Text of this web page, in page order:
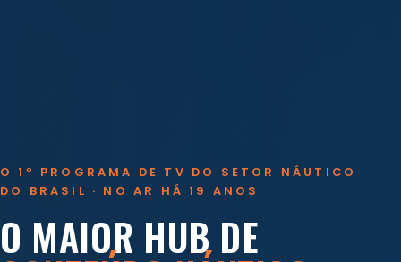
O 1º PROGRAMA DE TV DO SETOR NÁUTICO
DO BRASIL · NO AR HÁ 19 ANOS
O MAIOR HUB DE